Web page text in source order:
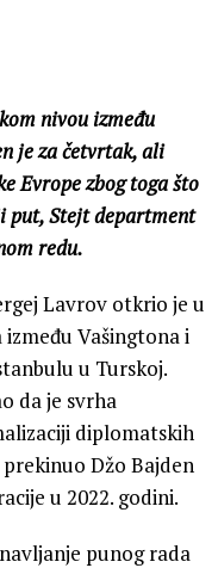
nivou između
je za četvrtak, ali
Evrope zbog toga što
put, Stejt department
redu.
Lavrov otkrio je u
Vašingtona i
u Turskoj.
da je svrha
diplomatskih
Džo Bajden
u 2022. godini.
punog rada